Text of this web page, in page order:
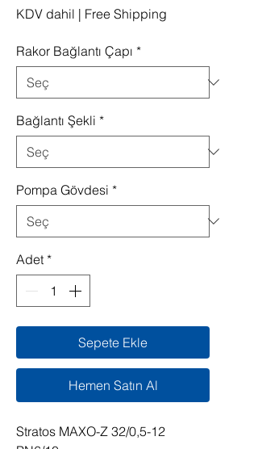
KDV dahil | Free Shipping
Rakor Bağlantı Çapı *
Bağlantı Şekli *
Pompa Gövdesi *
Adet *
Sepete Ekle
Hemen Satın Al
Stratos MAXO-Z 32/0,5-12